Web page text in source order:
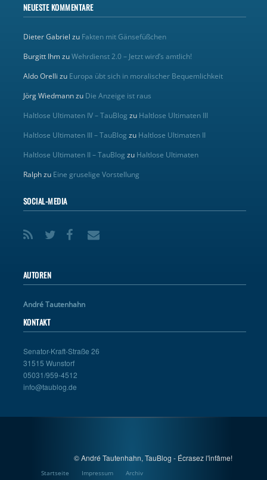
NEUESTE KOMMENTARE
Dieter Gabriel zu Fakten mit Gänsefüßchen
Burgitt IhmzuWehrdienst 2.0 – Jetzt wird’s amtlich!
Aldo Orelli zu Europa übt sich in moralischer Bequemlichkeit
Jörg Wiedmannzu Die Anzeige ist raus
Haltlose Ultimaten IV – TauBlog zu Haltlose Ultimaten III
Haltlose Ultimaten III – TauBlog zu Haltlose Ultimaten II
Haltlose Ultimaten II – TauBlog zu Haltlose Ultimaten
Ralphzu Eine gruselige Vorstellung
SOCIAL-MEDIA
AUTOREN
André Tautenhahn
KONTAKT
Senator-Kraft-Straße 26
31515 Wunstorf
05031/959-4512
info@taublog.de
© André Tautenhahn, TauBlog - Écrasez l'infâme!
Startseite Impressum Archiv